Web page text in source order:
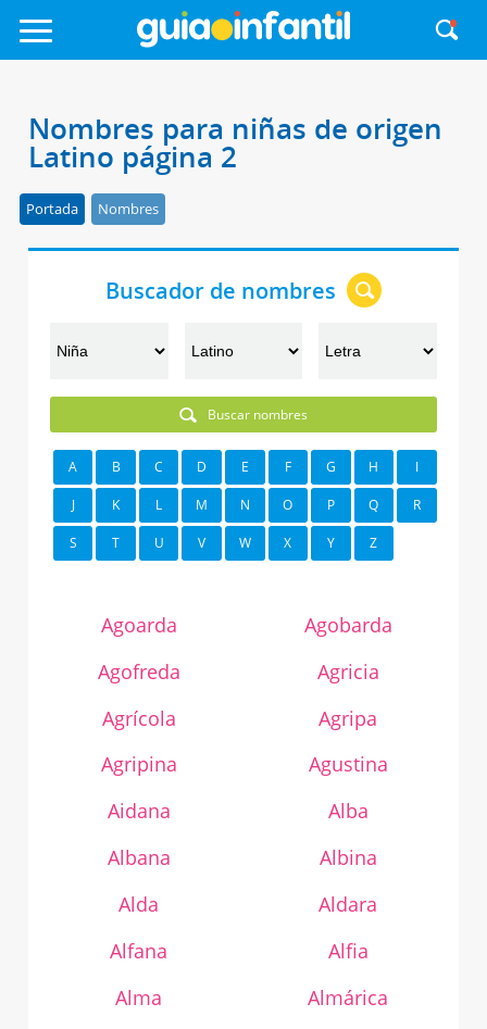
Nombres para niñas de origen
Latino página 2
Portada Nombres
Buscador de nombres
Buscar nombres
A B C D E F G H I
J K L M N O P Q R
S T U V W X Y Z
Agoarda
Agobarda
Agofreda
Agricia
Agrícola
Agripa
Agripina
Agustina
Aidana
Alba
Albana
Albina
Alda
Aldara
Alfana
Alfia
Alma
Almárica